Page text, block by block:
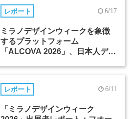
レポート 6/17
ミラノデザインウィークを象徴
するプラットフォーム
「ALCOVA 2026」、日本人デザ
レポート 6/11
「ミラノデザインウィーク